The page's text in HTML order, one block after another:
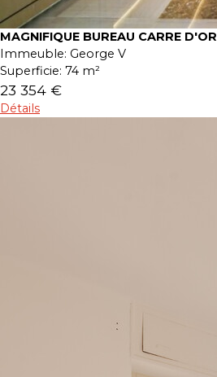
MAGNIFIQUE BUREAU CARRE D'OR
Immeuble: George V
Superficie: 74 m²
23 354 €
Détails